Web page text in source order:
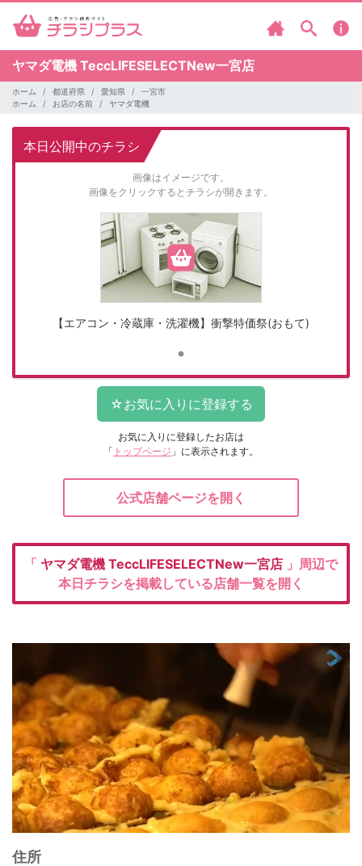
ヤマダ電機 TeccLIFESELECTNew一宮店
ホーム 都道府県 愛知県
一宮市
ホーム
お店の名前 ヤマダ電機
本日公開中のチラシ
画像はイメージです。
画像をクリックするとチラシが開きます。
【エアコン・冷蔵庫・洗濯機】衝撃特価祭(おもて)
お気に入りに登録したお店は
「 トップページ 」に表示されます。
公式店舗ページを開く
「 ヤマダ電機 TeccLIFESELECTNew一宮店 」周辺で
本日チラシを掲載している店舗一覧を開く
住所